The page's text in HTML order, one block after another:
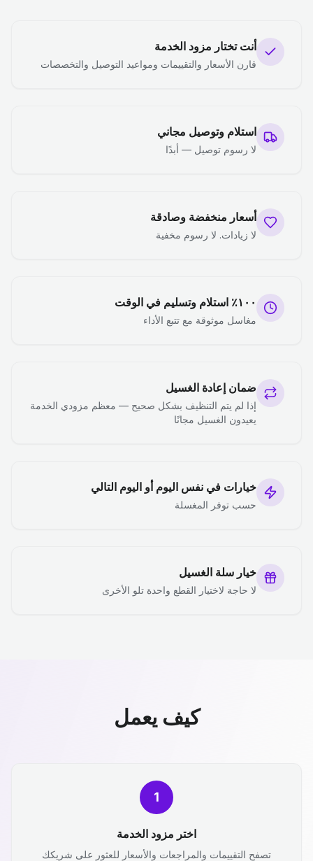
أنت تختار مزود الخدمة
قارن الأسعار والتقييمات ومواعيد التوصيل والتخصصات
استلام وتوصيل مجاني
لا رسوم توصيل — أبدًا
أسعار منخفضة وصادقة
لا زيادات. لا رسوم مخفية
١٠٠٪ استلام وتسليم في الوقت
مغاسل موثوقة مع تتبع الأداء
ضمان إعادة الغسيل
إذا لم يتم التنظيف بشكل صحيح — معظم مزودي الخدمة
يعيدون الغسيل مجانًا
خيارات في نفس اليوم أو اليوم التالي
حسب توفر المغسلة
خيار سلة الغسيل
لا حاجة لاختيار القطع واحدة تلو الأخرى
كيف يعمل
1
اختر مزود الخدمة
تصفح التقييمات والمراجعات والأسعار للعثور على شريكك